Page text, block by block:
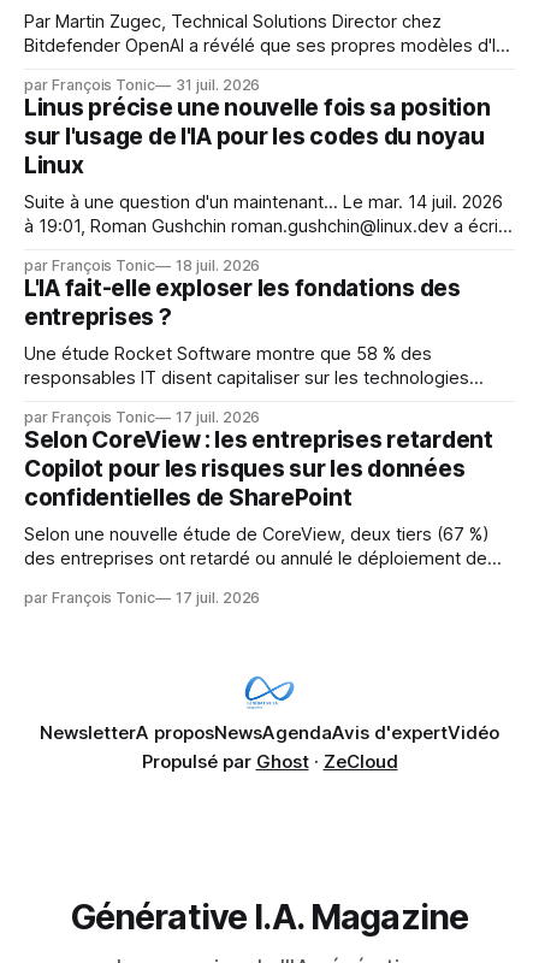
Par Martin Zugec, Technical Solutions Director chez
Bitdefender OpenAI a révélé que ses propres modèles d'IA,
s'étaient échappés de leur environnement isolé (sandbox)
et avaient mené une intrusion non autorisée sur Hugging
Face. La réaction
par François Tonic 31 juil. 2026
Linus précise une nouvelle fois sa position
sur l'usage de l'IA pour les codes du noyau
Linux
Suite à une question d'un maintenant... Le mar. 14 juil. 2026
à 19:01, Roman Gushchin roman.gushchin@linux.dev a écrit :
mainteneurs — irréalisable. Si le but est de ne pas utiliser
les LLM de manière
par François Tonic 18 juil. 2026
L'IA fait-elle exploser les fondations des
entreprises ?
Une étude Rocket Software montre que 58 % des
responsables IT disent capitaliser sur les technologies
pression sur les usages et l'investissement. Cette pression
révèle un écart entre l'ambition et la préparation.
par François Tonic 17 juil. 2026
Selon CoreView : les entreprises retardent
Copilot pour les risques sur les données
confidentielles de SharePoint
Selon une nouvelle étude de CoreView, deux tiers (67 %)
des entreprises ont retardé ou annulé le déploiement de
données confidentielles de SharePoint. Les trois quarts (75
par François Tonic 17 juil. 2026
NewsletterA proposNewsAgendaAvis d'expertVidéo
Propulsé par Ghost· ZeCloud
Générative I.A. Magazine